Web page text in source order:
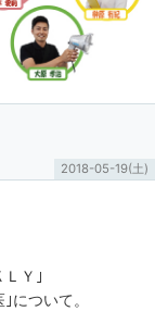
2018-05-19(土)
Ｙ｣
について。